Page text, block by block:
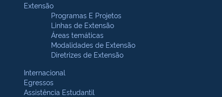
Extensão
Programas E Projetos
Linhas de Extensão
Áreas temáticas
Modalidades de Extensão
Diretrizes de Extensão
Internacional
Egressos
Assistência Estudantil